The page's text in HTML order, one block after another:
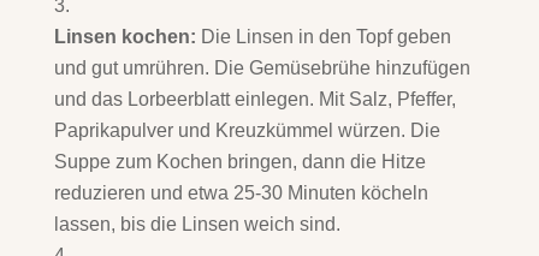
Linsen kochen: Die Linsen in den Topf geben
und gut umrühren. Die Gemüsebrühe hinzufügen
und das Lorbeerblatt einlegen. Mit Salz, Pfeffer,
Paprikapulver und Kreuzkümmel würzen. Die
Suppe zum Kochen bringen, dann die Hitze
reduzieren und etwa 25-30 Minuten köcheln
lassen, bis die Linsen weich sind.